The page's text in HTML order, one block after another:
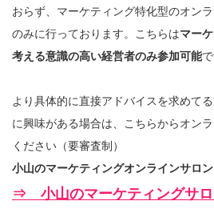
おらず、マーケティング特化型のオン
のみに行っております。こちらはマー
考える意識の高い経営者のみ参加可能
より具体的に直接アドバイスを求めて
に興味がある場合は、こちらからオン
ください（要審査制）
小山のマーケティングオンラインサロ
⇒ 小山のマーケティングサ